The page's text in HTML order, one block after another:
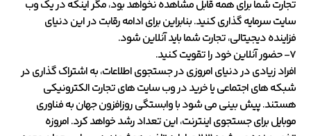
تجارت شما برای همه قابل مشاهده نخواهد بود، مگر اینکه در یک وب
سایت سرمایه گذاری کنید. بنابراین برای ادامه رقابت در این دنیای
فزاینده دیجیتالی، تجارت شما باید آنلاین شود.
7- حضور آنلاین خود را تقویت کنید.
افراد زیادی در دنیای امروزی در جستجوی اطلاعات، به اشتراک گذاری در
شبکه های اجتماعی یا خرید در وب سایت های تجارت الکترونیکی
هستند. پیش بینی می شود با وابستگی روزافزون جهان به فناوری
موبایل برای جستجوی اینترنت، این تعداد رشد خواهد کرد. امروزه